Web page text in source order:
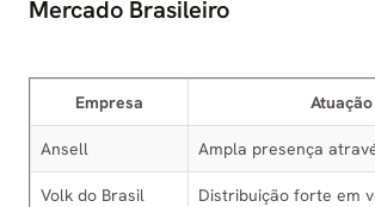
Mercado Brasileiro
Empresa
Ansell Ampla presença
Volk do Brasil Distribuição forte em